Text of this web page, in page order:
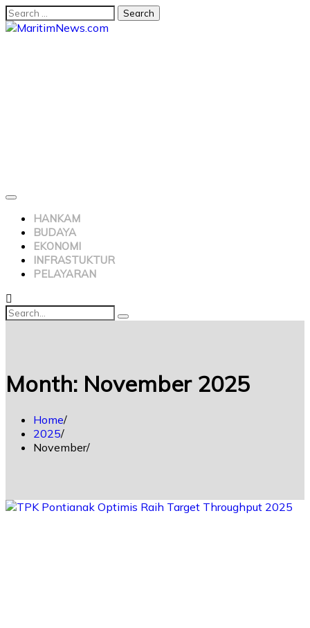
HANKAM
BUDAYA
EKONOMI
INFRASTUKTUR
PELAYARAN
Month: November 2025
Home
2025
November